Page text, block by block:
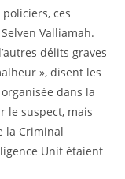
ces
Valliamah.
délits graves
», disent les
dans la
le suspect, mais
la Criminal
Unit étaient